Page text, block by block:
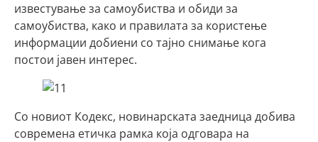
известување за самоубиства и обиди за
самоубиства, како и правилата за користење
информации добиени со тајно снимање кога
постои јавен интерес.
Со новиот Кодекс, новинарската заедница добива
современа етичка рамка која одговара на